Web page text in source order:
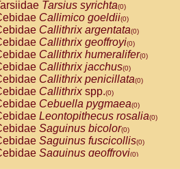
Tarsius syrichta(0)
Callimico goeldii(0)
Callithrix argentata(0)
Callithrix geoffroyi(0)
Callithrix humeralifer(0)
Callithrix jacchus(0)
Callithrix penicillata(0)
Callithrixspp.(0)
Cebuella pygmaea(0)
Leontopithecus rosalia(0)
Saguinus bicolor(0)
Saguinus fuscicollis(0)
Saguinus geoffroyi(0)